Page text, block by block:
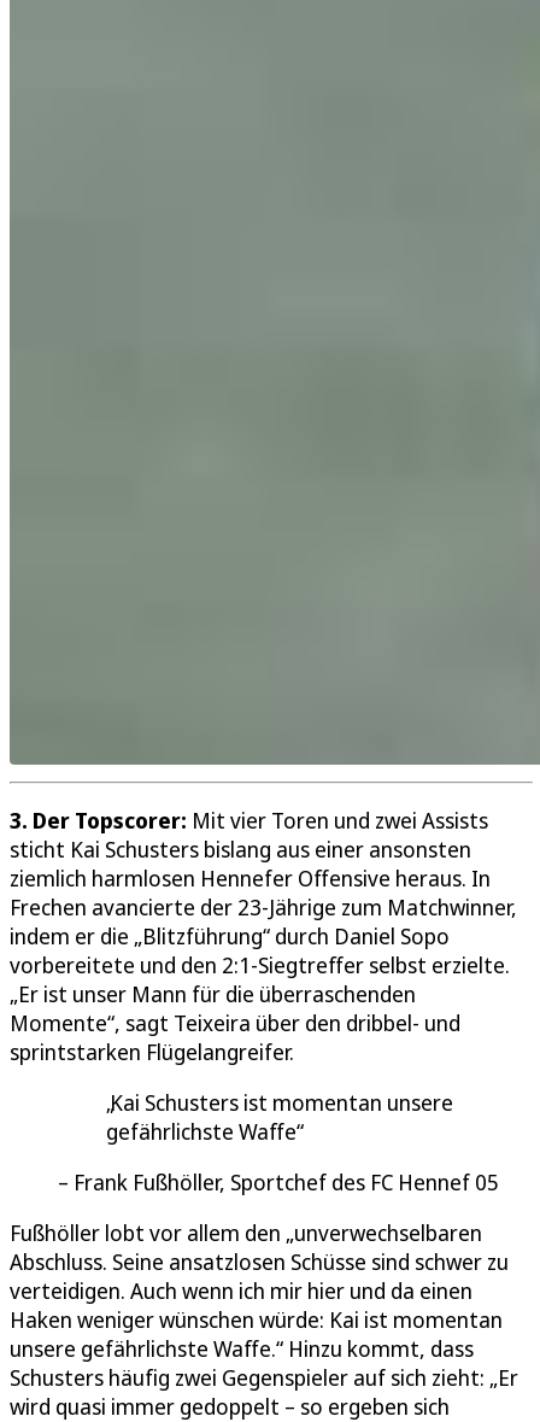
3. Der Topscorer: Mit vier Toren und zwei Assists
sticht Kai Schusters bislang aus einer ansonsten
ziemlich harmlosen Hennefer Offensive heraus. In
Frechen avancierte der 23-Jährige zum Matchwinner,
indem er die „Blitzführung“ durch Daniel Sopo
vorbereitete und den 2:1-Siegtreffer selbst erzielte.
„Er ist unser Mann für die überraschenden
Momente“, sagt Teixeira über den dribbel- und
sprintstarken Flügelangreifer.
Kai Schusters ist momentan unsere
gefährlichste Waffe
Frank Fußhöller, Sportchef des FC Hennef 05
Fußhöller lobt vor allem den „unverwechselbaren
Abschluss. Seine ansatzlosen Schüsse sind schwer zu
verteidigen. Auch wenn ich mir hier und da einen
Haken weniger wünschen würde: Kai ist momentan
unsere gefährlichste Waffe.“ Hinzu kommt, dass
Schusters häufig zwei Gegenspieler auf sich zieht: „Er
wird quasi immer gedoppelt – so ergeben sich